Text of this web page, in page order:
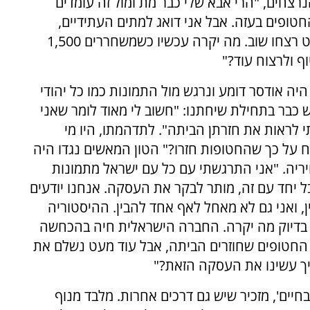
בעזה. אבל אני דואג למתים העתידיים,
ההיסטוריה מלמדת שאלו ששוחררו בעסקת שליט רצחו שוב. מה יקרה עכשיו כשמשחררים 1,500
ולרצוח עוד?"
אודסר דומע ונרגש מול התמונות כמו כל יהודי
בתחילת שיחתנו: "חשוב לי מאוד לומר שאני
לראות את חזרתן הביתה". לתדהמתו, היו מי
כך שהחטופות חזרו?" הטון המאשים נגדו היה
"אני התרגשתי עם כל עם ישראל מתמונות
יחד עם זה, מותר לבקר את העסקה. אנחנו יודעים
ואני גם לא מאחל לאף אחד להבין. ההיסטוריה
בדיוק מה יקרה. החברה הישראלית חיה בהכחשה
שחוזרים הביתה, אבל עוד מעט נשלם את
מזכיר שיש גם דרכים אחרות. מלבד מנוף